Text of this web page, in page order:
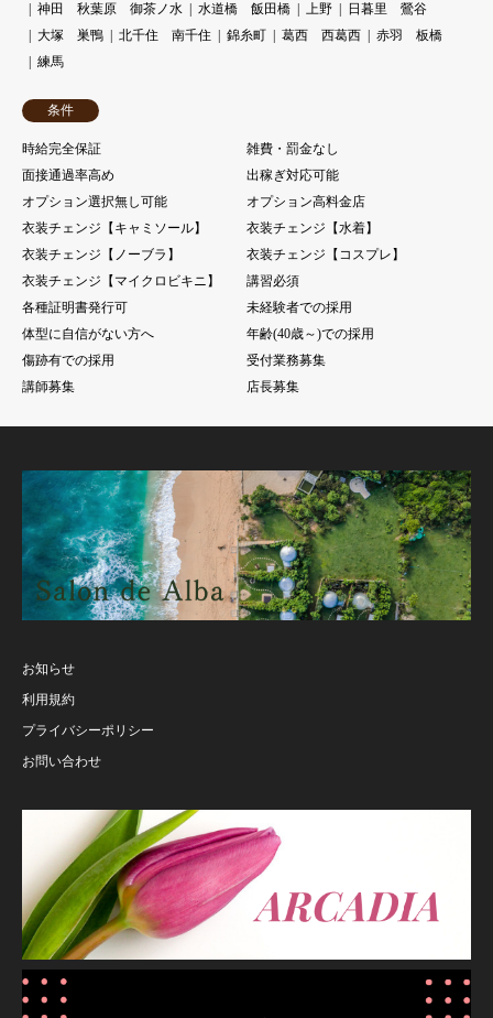
神田 秋葉原 御茶ノ水
水道橋 飯田橋 上野
日暮里 鶯谷
大塚 巣鴨
北千住 南千住 錦糸町 葛西 西葛西
赤羽 板橋
練馬
条件
時給完全保証
雑費・罰金なし
面接通過率高め
出稼ぎ対応可能
オプション選択無し可能
オプション高料金店
衣装チェンジ【キャミソール】
衣装チェンジ【水着】
衣装チェンジ【ノーブラ】
衣装チェンジ【コスプレ】
衣装チェンジ【マイクロビキニ】
講習必須
各種証明書発行可
未経験者での採用
体型に自信がない方へ
年齢(40歳～)での採用
傷跡有での採用
受付業務募集
講師募集
店長募集
お知らせ
利用規約
プライバシーポリシー
お問い合わせ